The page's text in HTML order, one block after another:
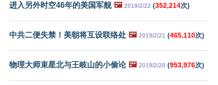
进入另外时空46年的美国军舰 🖼️ 2019/2/22 (352,214次)
中共二便失禁！美朝将互设联络处 🖼️ 2019/2/21 (465,110次)
物理大师束星北与王岐山的小偷论 🖼️ 2019/2/20 (953,976次)